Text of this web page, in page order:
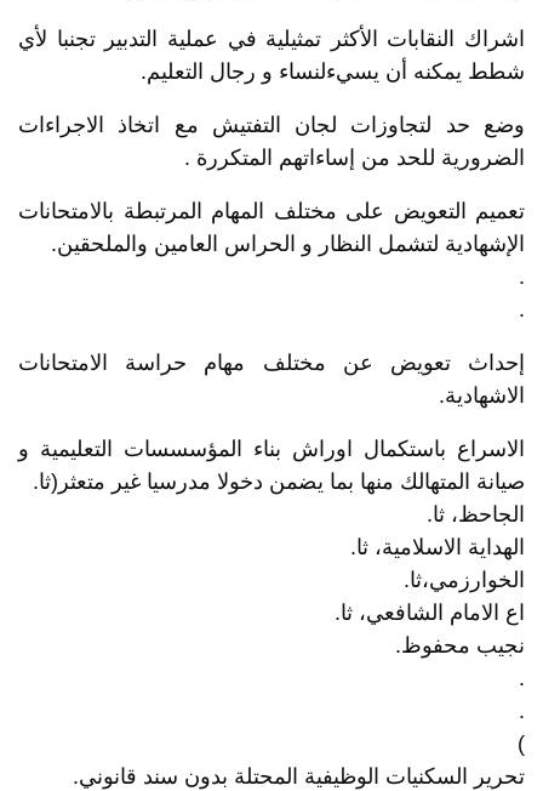
اشراك النقابات الأكثر تمثيلية في عملية التدبير تجنبا لأي
شطط يمكنه أن يسيءلنساء و رجال التعليم.
وضع حد لتجاوزات لجان التفتيش مع اتخاذ الاجراءات
الضرورية للحد من إساءاتهم المتكررة .
تعميم التعويض على مختلف المهام المرتبطة بالامتحانات
الإشهادية لتشمل النظار و الحراس العامين والملحقين.
.
.
إحداث تعويض عن مختلف مهام حراسة الامتحانات
الاشهادية.
الاسراع باستكمال اوراش بناء المؤسسسات التعليمية و
صيانة المتهالك منها بما يضمن دخولا مدرسيا غير متعثر(ثا.
الجاحظ، ثا.
الهداية الاسلامية، ثا.
الخوارزمي،ثا.
اع الامام الشافعي، ثا.
نجيب محفوظ.
.
.
)
تحرير السكنيات الوظيفية المحتلة بدون سند قانوني.